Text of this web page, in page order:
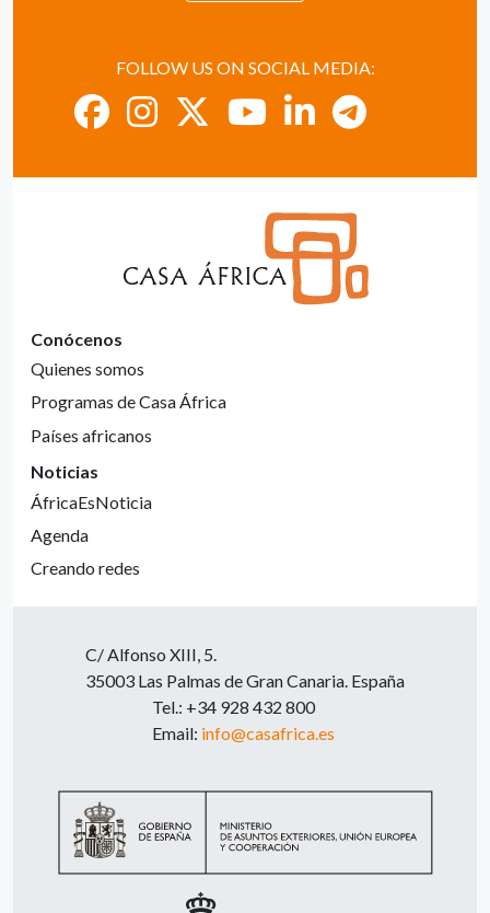
FOLLOW US ON SOCIAL MEDIA:
Conócenos
Quienes somos
Programas de Casa África
Países africanos
Noticias
ÁfricaEsNoticia
Agenda
Creando redes
C/ Alfonso XIII, 5.
35003 Las Palmas de Gran Canaria. España
Tel.: +34 928 432 800
Email: info@casafrica.es